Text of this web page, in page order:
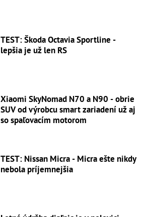
TEST: Škoda Octavia Sportline -
lepšia je už len RS
Xiaomi SkyNomad N70 a N90 - obrie
SUV od výrobcu smart zariadení už aj
so spaľovacím motorom
TEST: Nissan Micra - Micra ešte nikdy
nebola príjemnejšia